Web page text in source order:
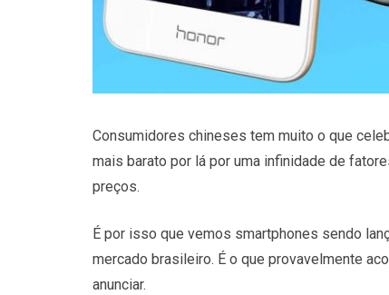
Consumidores chineses tem muito o que
mais barato por lá por uma infinidade de
preços.
É por isso que vemos smartphones sendo
mercado brasileiro. É o que provavelmente
anunciar.